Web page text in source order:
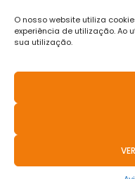
O nosso website utiliza
experiência de utilização. Ao
sua utilização.
SIGA-NOS
Resolução